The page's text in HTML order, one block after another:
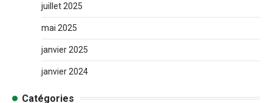
juillet 2025
mai 2025
janvier 2025
janvier 2024
Catégories